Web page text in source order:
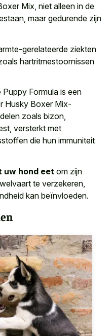
Mix, niet alleen in de
maar gedurende zijn
gerelateerde ziekten
hartritmestoornissen
Formula is een
Husky Boxer Mix-
zoals bizon,
versterkt met
die hun immuniteit
uw hond eet om zijn
te verzekeren,
kan beïnvloeden.